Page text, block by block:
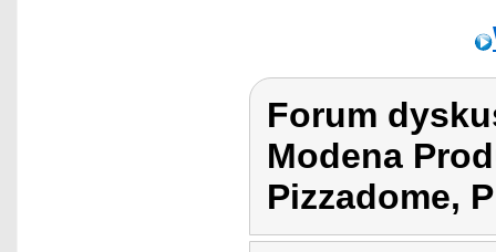
Forum
Modena
Pizzadome,